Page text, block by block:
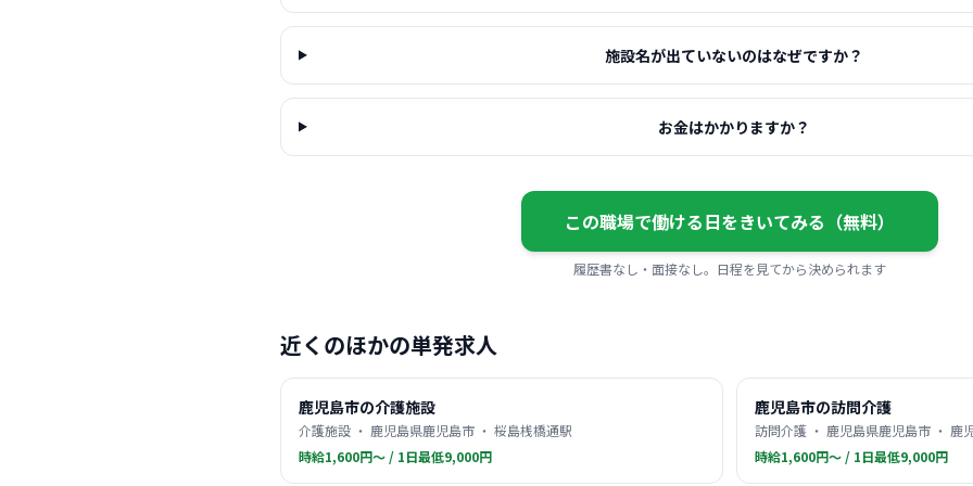
施設名が出ていないのはなぜですか？
お金はかかりますか？
この職場で働ける日をきいてみる（無料）
履歴書なし・面接なし。日程を見てから決められます
近くのほかの単発求人
鹿児島市の介護施設
介護施設 ・ 鹿児島県鹿児島市 ・ 桜島桟橋通駅
時給1,600円〜 / 1日最低9,000円
鹿児島市の訪問介護
訪問介護 ・ 鹿児島県鹿児島市 ・ 鹿
時給1,600円〜 / 1日最低9,000円